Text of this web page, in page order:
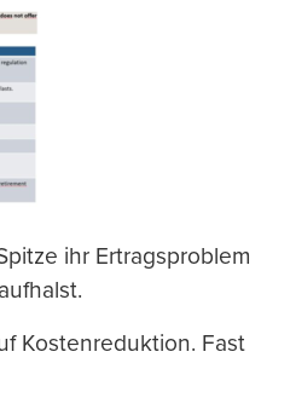
ihr Ertragsproblem
Kostenreduktion. Fast